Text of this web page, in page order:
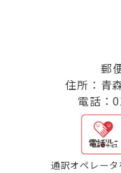
郵
住所：青
電話：
通訳オペレータ